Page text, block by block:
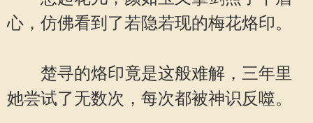
心，仿佛看到了若隐若现的梅花烙印。
楚寻的烙印竟是这般难解，三年里
她尝试了无数次，每次都被神识反噬。